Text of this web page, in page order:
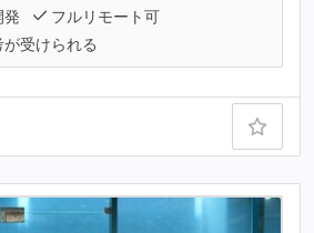
発
フルリモート可
受けられる